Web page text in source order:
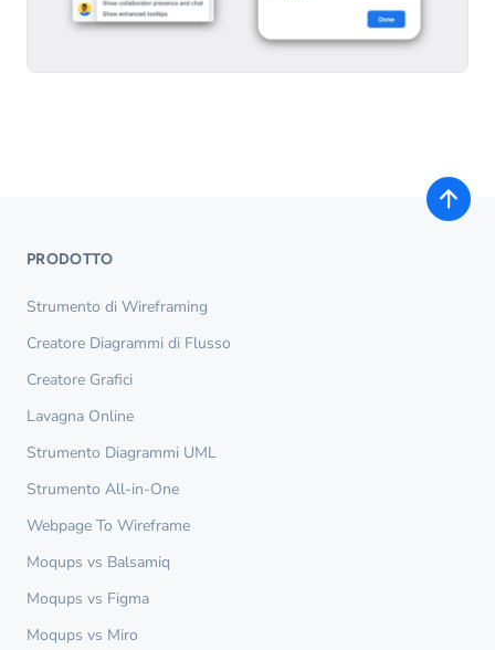
PRODOTTO
Strumento di Wireframing
Creatore Diagrammi di Flusso
Creatore Grafici
Lavagna Online
Strumento Diagrammi UML
Strumento All-in-One
Webpage To Wireframe
Moqups vs Balsamiq
Moqups vs Figma
Moqups vs Miro